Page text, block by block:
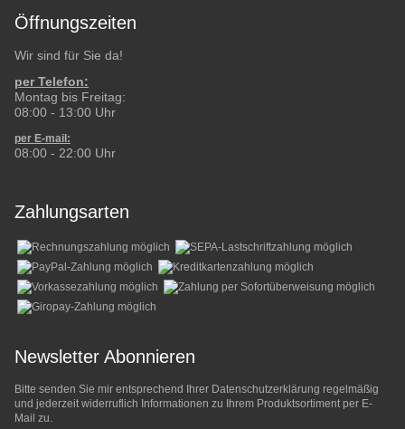
Öffnungszeiten
Wir sind für Sie da!
per Telefon:
Montag bis Freitag:
08:00 - 13:00 Uhr
per E-mail:
08:00 - 22:00 Uhr
Zahlungsarten
Newsletter Abonnieren
Bitte senden Sie mir entsprechend Ihrer Datenschutzerklärung regelmäßig
und jederzeit widerruflich Informationen zu Ihrem Produktsortiment per E-
Mail zu.